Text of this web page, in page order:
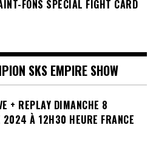
FONS SPECIAL FIGHT CARD
SKS EMPIRE SHOW
+ REPLAY DIMANCHE 8
2024 À 12H30 HEURE FRANCE